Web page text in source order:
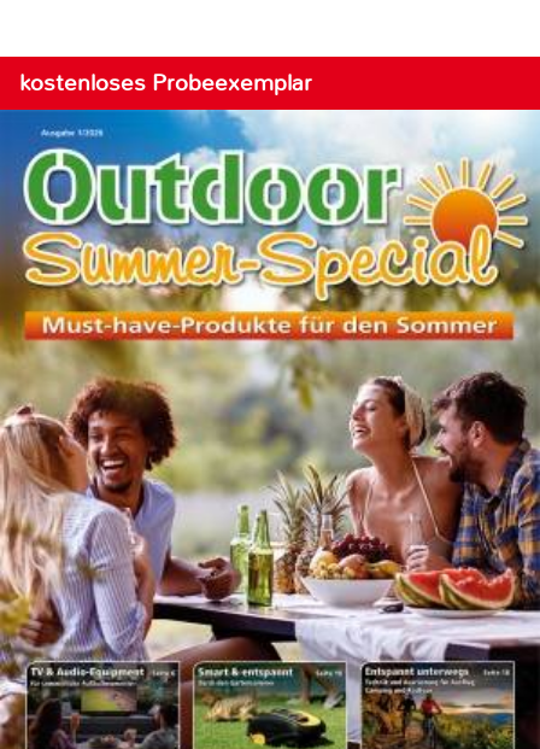
kostenloses Probeexemplar